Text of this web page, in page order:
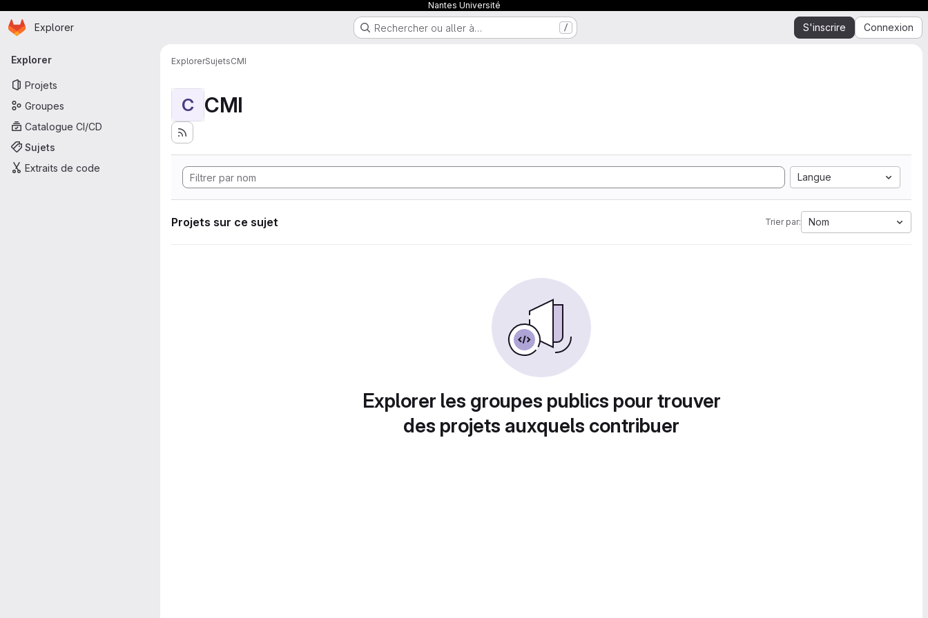
Nantes Université
Passer au contenu principal
Page d'accueil
Explorer Rechercher ou aller à… / S'inscrire Connexion
Navigation principale
Explorer
Projets
Groupes
Catalogue CI/CD
Sujets
Extraits de code
ExplorerSujetsCMI
C CMI
Langue
Projets sur ce sujet Trier par: Nom
Explorer les groupes publics pour trouver
des projets auxquels contribuer